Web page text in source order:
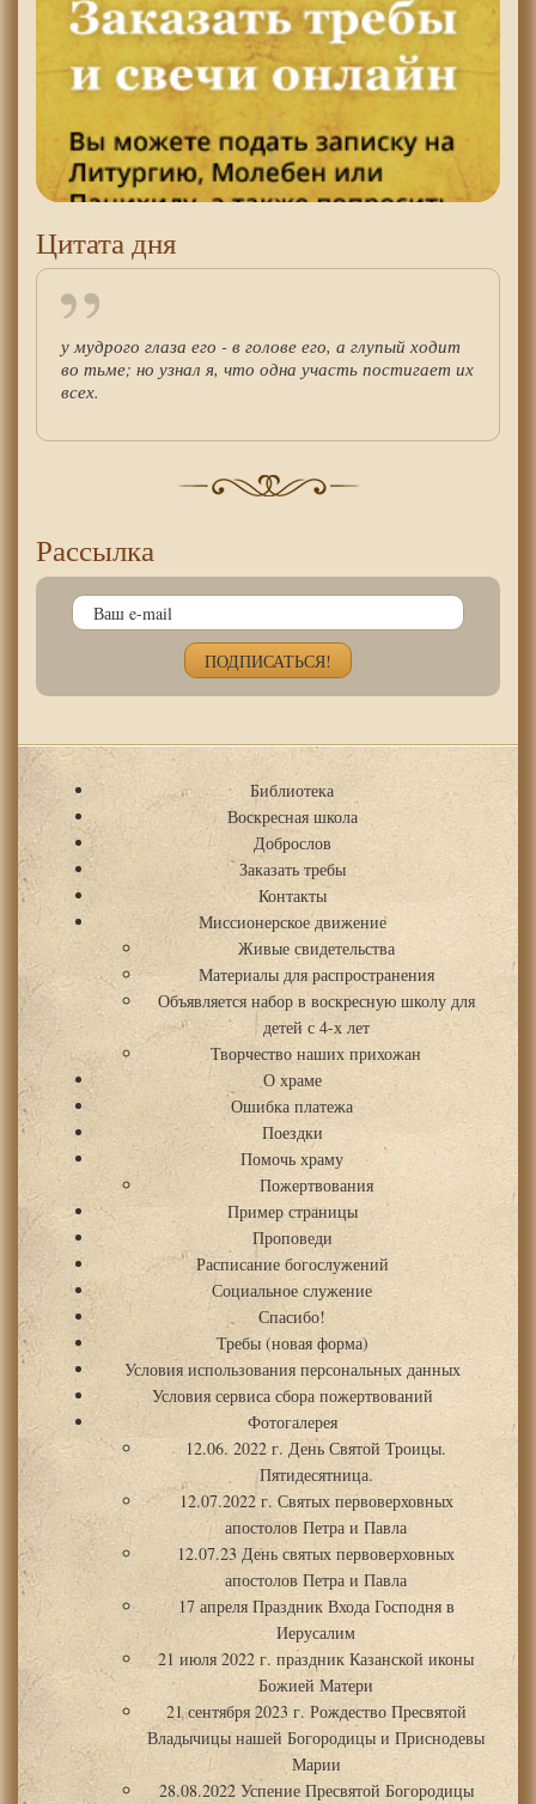
Цитата дня
у мудрого глаза его - в голове его, а глупый ходит
во тьме; но узнал я, что одна участь постигает их
всех.
Рассылка
Библиотека
Воскресная школа
Доброслов
Заказать требы
Контакты
Миссионерское движение
Живые свидетельства
Материалы для распространения
Объявляется набор в воскресную школу для
детей с 4-х лет
Творчество наших прихожан
О храме
Ошибка платежа
Поездки
Помочь храму
Пожертвования
Пример страницы
Проповеди
Расписание богослужений
Социальное служение
Спасибо!
Требы (новая форма)
Условия использования персональных данных
Условия сервиса сбора пожертвований
Фотогалерея
12.06. 2022 г. День Святой Троицы.
Пятидесятница.
12.07.2022 г. Святых первоверховных
апостолов Петра и Павла
12.07.23 День святых первоверховных
апостолов Петра и Павла
17 апреля Праздник Входа Господня в
Иерусалим
21 июля 2022 г. праздник Казанской иконы
Божией Матери
21 сентября 2023 г. Рождество Пресвятой
Владычицы нашей Богородицы и Приснодевы
Марии
28.08.2022 Успение Пресвятой Богородицы